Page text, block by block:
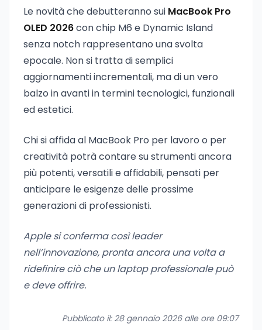
Le novità che debutteranno sui MacBook Pro
OLED 2026con chip M6 e Dynamic Island
senza notch rappresentano una svolta
epocale. Non si tratta di semplici
aggiornamenti incrementali, ma di un vero
balzo in avanti in termini tecnologici, funzionali
ed estetici.
Chi si affida al MacBook Pro per lavoro o per
creatività potrà contare su strumenti ancora
più potenti, versatili e affidabili, pensati per
anticipare le esigenze delle prossime
generazioni di professionisti.
Apple si conferma così leader
nell’innovazione, pronta ancora una volta a
ridefinire ciò che un laptop professionale può
e deve offrire.
Pubblicato il: 28 gennaio 2026 alle ore 09:07